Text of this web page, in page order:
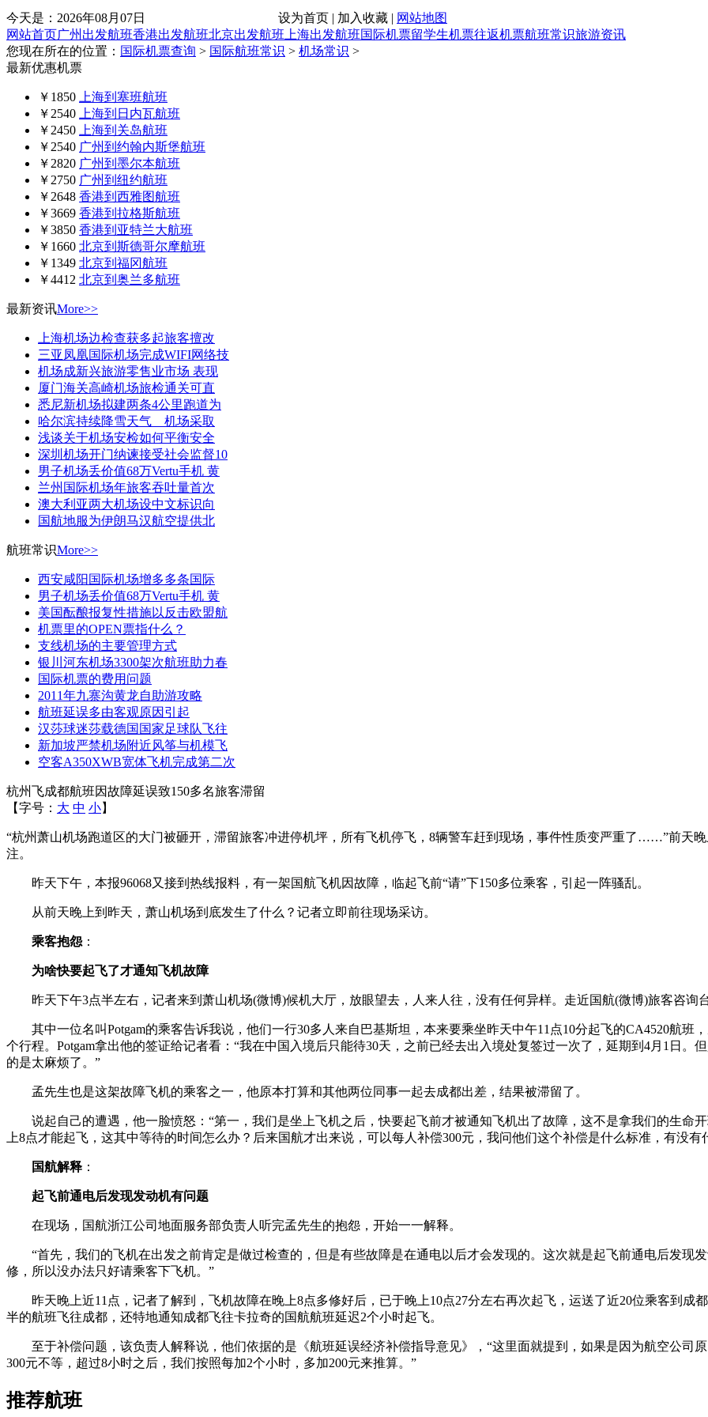
今天是： 2026年08月07日 设为首页 | 加入收藏 | 网站地图
网站首页广州出发航班香港出发航班北京出发航班 上海出发航班国际机票留学生机票往返机票航班常识旅游资讯
您现在所在的位置： 国际机票查询 > 国际航班常识 > 机场常识 >
最新优惠机票
￥1850
上海到塞班航班
￥2540
上海到日内瓦航班
￥2450
上海到关岛航班
￥2540 广州到约翰内斯堡航班
￥2820 广州到墨尔本航班
￥2750 广州到纽约航班
￥2648 香港到西雅图航班
￥3669 香港到拉格斯航班
￥3850 香港到亚特兰大航班
￥1660 北京到斯德哥尔摩航班
￥1349 北京到福冈航班
￥4412 北京到奥兰多航班
最新资讯More>>
上海机场边检查获多起旅客擅改
三亚凤凰国际机场完成WIFI网络技
机场成新兴旅游零售业市场 表现
厦门海关高崎机场旅检通关可直
悉尼新机场拟建两条4公里跑道为
哈尔滨持续降雪天气 机场采取
浅谈关于机场安检如何平衡安全
深圳机场开门纳谏接受社会监督10
男子机场丢价值68万Vertu手机 黄
兰州国际机场年旅客吞吐量首次
澳大利亚两大机场设中文标识向
国航地服为伊朗马汉航空提供北
航班常识More>>
西安咸阳国际机场增多多条国际
男子机场丢价值68万Vertu手机 黄
美国酝酿报复性措施以反击欧盟航
机票里的OPEN票指什么？
支线机场的主要管理方式
银川河东机场3300架次航班助力春
国际机票的费用问题
2011年九寨沟黄龙自助游攻略
航班延误多由客观原因引起
汉莎球迷莎载德国国家足球队飞往
新加坡严禁机场附近风筝与机模飞
空客A350XWB宽体飞机完成第二次
杭州飞成都航班因故障延误致150多名旅客滞留
【字号： 大 中 小】
“杭州萧山机场跑道区的大门被砸开，滞留旅客冲进停机坪，所有飞机停飞，8辆警车赶到现场，事件性质变严重了……”前天
注。
昨天下午，本报96068又接到热线报料，有一架国航飞机因故障，临起飞前“请”下150多位乘客，引起一阵骚乱。
从前天晚上到昨天，萧山机场到底发生了什么？记者立即前往现场采访。
乘客抱怨：
为啥快要起飞了才通知飞机故障
昨天下午3点半左右，记者来到萧山机场(微博)候机大厅，放眼望去，人来人往，没有任何异样。走近国航(微博)旅客咨询
其中一位名叫Potgam的乘客告诉我说，他们一行30多人来自巴基斯坦，本来要乘坐昨天中午11点10分起飞的CA4520航班
个行程。Potgam拿出他的签证给记者看：“我在中国入境后只能待30天，之前已经去出入境处复签过一次了，延期到4月1日
的是太麻烦了。”
孟先生也是这架故障飞机的乘客之一，他原本打算和其他两位同事一起去成都出差，结果被滞留了。
说起自己的遭遇，他一脸愤怒：“第一，我们是坐上飞机之后，快要起飞前才被通知飞机出了故障，这不是拿我们的生命
上8点才能起飞，这其中等待的时间怎么办？后来国航才出来说，可以每人补偿300元，我问他们这个补偿是什么标准，有没
国航解释 ：
起飞前通电后发现发动机有问题
在现场，国航浙江公司地面服务部负责人听完孟先生的抱怨，开始一一解释。
“首先，我们的飞机在出发之前肯定是做过检查的，但是有些故障是在通电以后才会发现的。这次就是起飞前通电后发现
修，所以没办法只好请乘客下飞机。”
昨天晚上近11点，记者了解到，飞机故障在晚上8点多修好后，已于晚上10点27分左右再次起飞，运送了近20位乘客到成
半的航班飞往成都，还特地通知成都飞往卡拉奇的国航航班延迟2个小时起飞。
至于补偿问题，该负责人解释说，他们依据的是《航班延误经济补偿指导意见》，“这里面就提到，如果是因为航空公司
300元不等，超过8小时之后，我们按照每加2个小时，多加200元来推算。”
推荐航班